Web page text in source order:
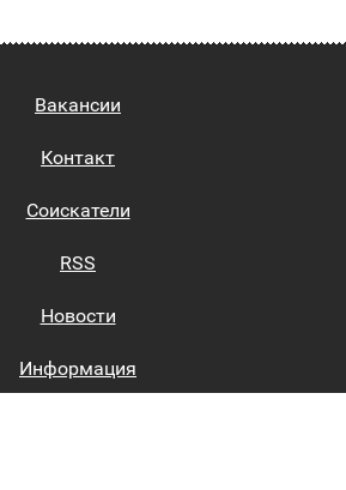
Вакансии
Контакт
Соискатели
RSS
Новости
Информация